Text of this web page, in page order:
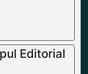
Editorial